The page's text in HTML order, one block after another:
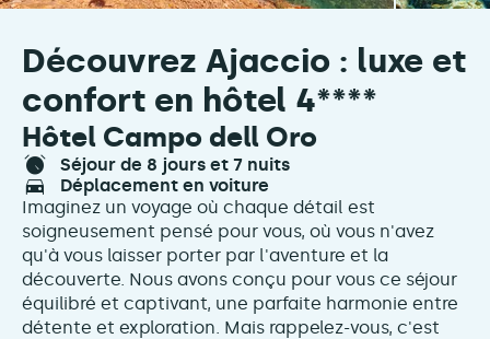
Découvrez Ajaccio : luxe et
confort en hôtel 4****
Hôtel Campo dell Oro
séjour de 8 jours et 7 nuits
déplacement en voiture
Imaginez un voyage où chaque détail est
soigneusement pensé pour vous, où vous n'avez
qu'à vous laisser porter par l'aventure et la
découverte. Nous avons conçu pour vous ce séjour
équilibré et captivant, une parfaite harmonie entre
détente et exploration. Mais rappelez-vous, c'est